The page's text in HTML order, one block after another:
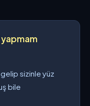
gelip sizinle yüz
bile